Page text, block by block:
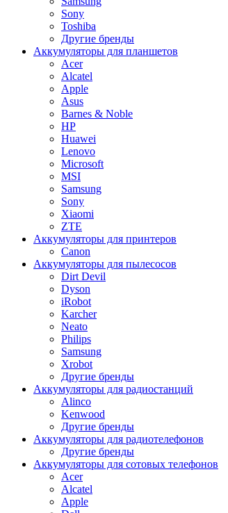
Sony
Toshiba
Другие бренды
Аккумуляторы для планшетов
Acer
Alcatel
Apple
Asus
Barnes & Noble
HP
Huawei
Lenovo
Microsoft
MSI
Samsung
Sony
Xiaomi
ZTE
Аккумуляторы для принтеров
Canon
Аккумуляторы для пылесосов
Dirt Devil
Dyson
iRobot
Karcher
Neato
Philips
Samsung
Xrobot
Другие бренды
Аккумуляторы для радиостанций
Alinco
Kenwood
Другие бренды
Аккумуляторы для радиотелефонов
Другие бренды
Аккумуляторы для сотовых телефонов
Acer
Alcatel
Apple